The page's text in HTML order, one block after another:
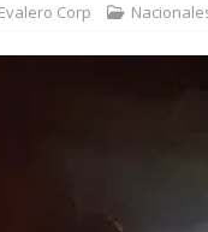
Evalero Corp